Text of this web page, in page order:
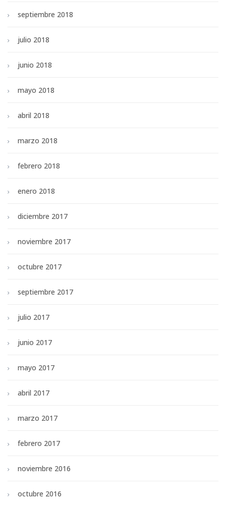
septiembre 2018
julio 2018
junio 2018
mayo 2018
abril 2018
marzo 2018
febrero 2018
enero 2018
diciembre 2017
noviembre 2017
octubre 2017
septiembre 2017
julio 2017
junio 2017
mayo 2017
abril 2017
marzo 2017
febrero 2017
noviembre 2016
octubre 2016